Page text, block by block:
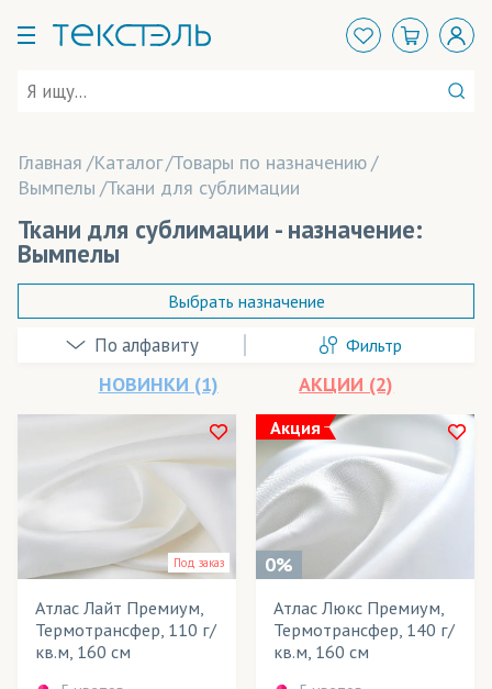
Главная Каталог Товары по назначению
Вымпелы Ткани для сублимации
Ткани для сублимации - назначение:
Вымпелы
Абажуры
Аксессуары
Арт-объекты
Балдахины
Баннеры
Ветровки
Выбрать назначение
Фильтр
НОВИНКИ (1) АКЦИИ (2)
В наличии
Да
Весь товар
Розничная цена
Ширина рулона
Под заказ
Атлас Лайт Премиум,
Термотрансфер, 110 г/
кв.м, 160 см
Акция
0%
Атлас Люкс Премиум,
Термотрансфер, 140 г/
кв.м, 160 см